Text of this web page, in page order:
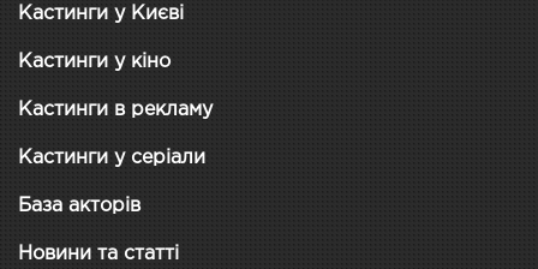
Кастинги у Києві
Кастинги у кіно
Кастинги в рекламу
Кастинги у серіали
База акторів
Новини та статті